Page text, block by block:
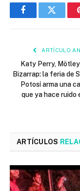
FacebookTwitter
ARTÍCULO
Katy Perry,
Bizarrap: la feria de
Potosí arma una
que ya hace ruido
ARTÍCULOS